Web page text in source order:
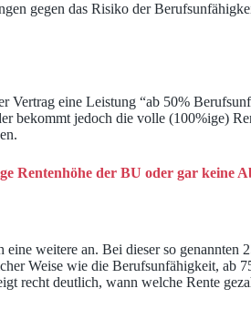
gegen das Risiko der
Vertrag eine Leistung “ab 50%
bekommt jedoch die volle (100%ige)
Rentenhöhe der BU oder gar keine
weitere an. Bei dieser so
Weise wie die Berufsunfähigkeit, ab
recht deutlich, wann welche Rente